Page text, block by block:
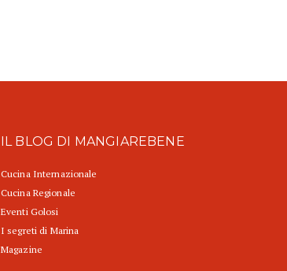
IL BLOG DI MANGIAREBENE
Cucina Internazionale
Cucina Regionale
Eventi Golosi
I segreti di Marina
Magazine